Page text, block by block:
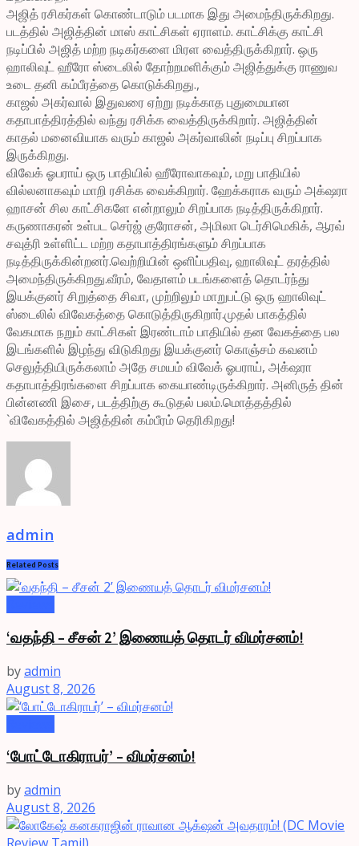
அஜித் ரசிகர்கள் கொண்டாடும் படமாக இது அமைந்திருக்கிறது.
படத்தில் அஜித்தின் மாஸ் காட்சிகள் ஏராளம். காட்சிக்கு காட்சி
நடிப்பில் அஜித் மற்ற நடிகர்களை மிரள வைத்திருக்கிறார். ஒரு
ஹாலிவுட் ஹீரோ ஸ்டைலில் தோற்றமளிக்கும் அஜித்துக்கு ராணுவ
உடை தனி கம்பீரத்தை கொடுக்கிறது.,
காஜல் அகர்வால் இதுவரை ஏற்று நடிக்காத புதுமையான
கதாபாத்திரத்தில் வந்து ரசிக்க வைத்திருக்கிறார். அஜித்தின்
காதல் மனைவியாக வரும் காஜல் அகர்வாலின் நடிப்பு சிறப்பாக
இருக்கிறது.
விவேக் ஓபராய் ஒரு பாதியில் ஹீரோவாகவும், மறு பாதியில்
வில்லனாகவும் மாறி ரசிக்க வைக்கிறார். ஹேக்கராக வரும் அக்‌ஷரா
ஹாசன் சில காட்சிகளே என்றாலும் சிறப்பாக நடித்திருக்கிறார்.
கருணாகரன் உள்பட செர்ஜ் குரோசன், அமிலா டெர்சிமெகிக், ஆரவ்
சவுத்ரி உள்ளிட்ட மற்ற கதாபாத்திரங்களும் சிறப்பாக
நடித்திருக்கின்றனர்.வெற்றியின் ஒளிப்பதிவு, ஹாலிவுட் தரத்தில்
அமைந்திருக்கிறது.வீரம், வேதாளம் படங்களைத் தொடர்ந்து
இயக்குனர் சிறுத்தை சிவா, முற்றிலும் மாறுபட்டு ஒரு ஹாலிவுட்
ஸ்டைலில் விவேகத்தை கொடுத்திருகிறார்.முதல் பாகத்தில்
வேகமாக நறும் காட்சிகள் இரண்டாம் பாதியில் தன வேகத்தை பல
இடங்களில் இழந்து விடுகிறது இயக்குனர் கொஞ்சம் கவனம்
செலுத்தியிருக்கலாம் அதே சமயம் விவேக் ஓபராய், அக்‌ஷரா
கதாபாத்திரங்களை சிறப்பாக கையாண்டிருக்கிறார். அனிருத் தின்
பின்னணி இசை, படத்திற்கு கூடுதல் பலம்.மொத்தத்தில்
`விவேகத்தில் அஜித்தின் கம்பீரம் தெரிகிறது!
admin
Related Posts
‘வதந்தி – சீசன் 2’ இணையத் தொடர் விமர்சனம்!
byadmin
August 8, 2026
‘போட்டோகிராபர்’ – விமர்சனம்!
byadmin
August 8, 2026